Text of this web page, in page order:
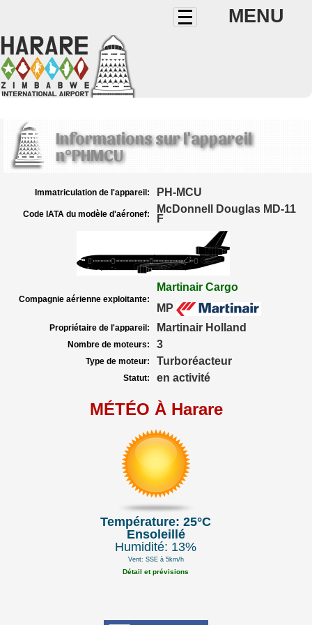
MENU
Informations sur l'appareil
n°PHMCU
Immatriculation de l'appareil: PH-MCU
Code IATA du modèle d'aéronef:
McDonnell Douglas MD-11
F
Compagnie aérienne exploitante:
Martinair Cargo
MP
Propriétaire de l'appareil: Martinair Holland
Nombre de moteurs: 3
Type de moteur: Turboréacteur
Statut: en activité
MÉTÉO À Harare
Température: 25°C
Ensoleillé
Humidité: 13%
Vent: SSE à 5km/h
Détail et prévisions